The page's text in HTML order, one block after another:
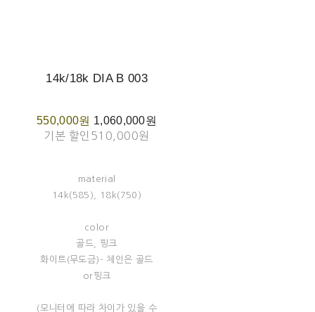
14k/18k DIA B 003
550,000원 1,060,000원
기본 할인 510,000원
material
14k(585), 18k(750)
color
골드, 핑크
화이트(무도금)- 체인은 골드
or핑크
(모니터에 따라 차이가 있을 수